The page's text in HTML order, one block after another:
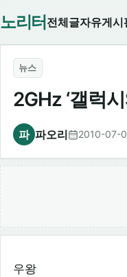
노리터 전체글자유게시
뉴스
2GHz ‘갤럭
파 파오리 2010-07-
우왕